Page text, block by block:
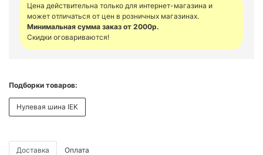
Цена действительна только для интернет-магазина и
может отличаться от цен в розничных магазинах.
Минимальная сумма заказ от 2000р.
Скидки оговариваются!
Подборки товаров:
Нулевая шина IEK
Доставка Оплата